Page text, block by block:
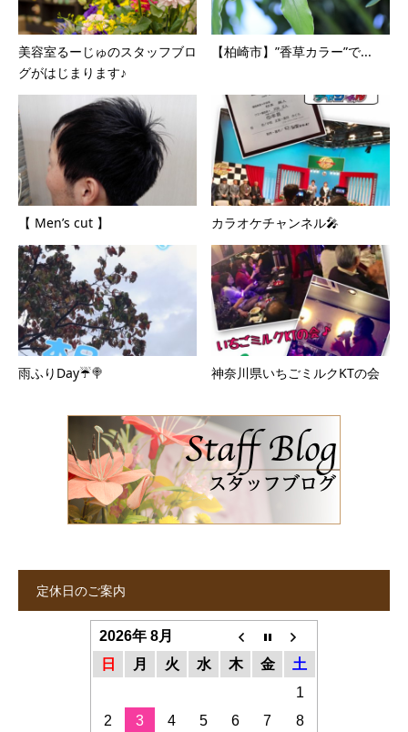
美容室るーじゅのスタッフブロ
グがはじまります♪
【柏崎市】”香草カラー”で...
【 Men’s cut 】 カラオケチャンネル🎤
雨ふりDay☔🍭 神奈川県いちごミルクKTの会
定休日のご案内
2026年 8月
日
月 火 水 木 金
土
1
2
3 4 5 6 7
8